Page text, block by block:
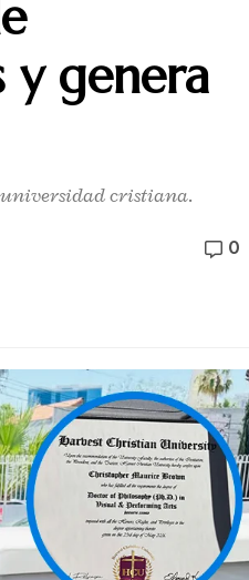
y genera
cristiana.
0